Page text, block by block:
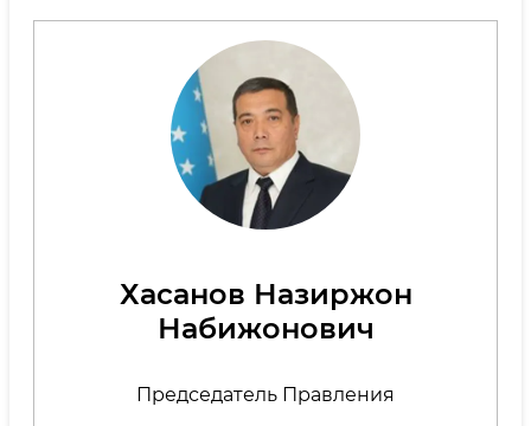
Хасанов Назиржон
Набижонович
Председатель Правления